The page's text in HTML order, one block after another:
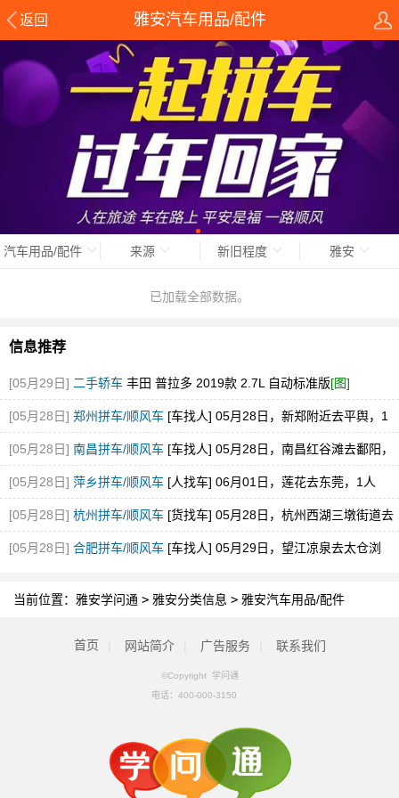
返回 雅安汽车用品/配件
汽车用品/配件 来源 新旧程度 雅安
已加载全部数据。
信息推荐
[05月29日] 二手轿车 丰田 普拉多 2019款 2.7L 自动标准版[图]
[05月28日] 郑州拼车/顺风车 [车找人] 05月28日，新郑附近去平舆，1
空位，途经新蔡
[05月28日] 南昌拼车/顺风车 [车找人] 05月28日，南昌红谷滩去鄱阳，
1空位
[05月28日] 萍乡拼车/顺风车 [人找车] 06月01日，莲花去东莞，1人
[05月28日] 杭州拼车/顺风车 [货找车] 05月28日，杭州西湖三墩街道去
砀山县经开区
[05月28日] 合肥拼车/顺风车 [车找人] 05月29日，望江凉泉去太仓浏
当前位置： 雅安学问通 > 雅安分类信息 > 雅安汽车用品/配件
首页 网站简介 广告服务 联系我们
©Copyright 学问通
电话： 400-000-3150